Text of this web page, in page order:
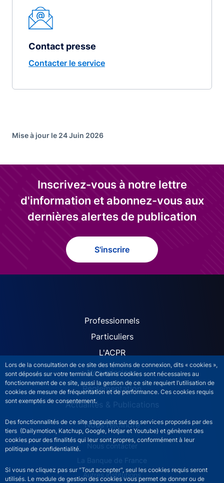
Lors de la consultation de ce site des témoins de connexion, dits « cookies »,
sont déposés sur votre terminal. Certains cookies sont nécessaires au
fonctionnement de ce site, aussi la gestion de ce site requiert l’utilisation de
cookies de mesure de fréquentation et de performance. Ces cookies requis
sont exemptés de consentement.
Des fonctionnalités de ce site s’appuient sur des services proposés par des
tiers (Dailymotion, Katchup, Google, Hotjar et Youtube) et génèrent des
cookies pour des finalités qui leur sont propres, conformément à leur
politique de confidentialité.
Si vous ne cliquez pas sur "Tout accepter", seul les cookies requis seront
utilisés. Le module de gestion des cookies vous permet de donner ou de
Contact presse
Contacter le service
Mise à jour le 24 Juin 2026
Inscrivez-vous à notre lettre
d'information et abonnez-vous aux
dernières alertes de publication
S'inscrire
ACPR site navigation
Professionnels
Particuliers
L'ACPR
Nos missions
Réglementation
Actualités & Publications
Nous rejoindre
ACPR footer secondary menu (French)
Nous contacter
La Banque de France
Autres institutions